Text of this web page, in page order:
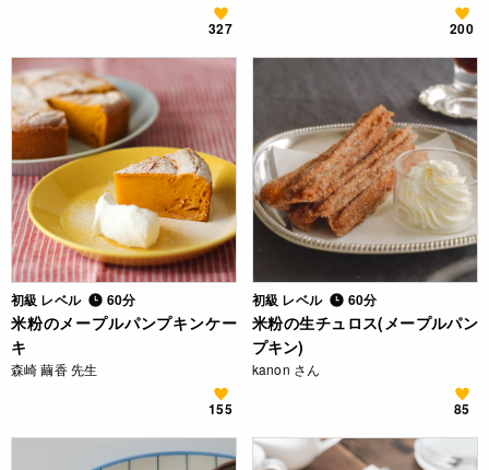
327 200
初級 レベル 60分
米粉のメープルパンプキンケー
キ
森崎 繭香 先生
155
初級 レベル 60分
米粉の生チュロス(メープルパン
プキン)
kanon さん
85